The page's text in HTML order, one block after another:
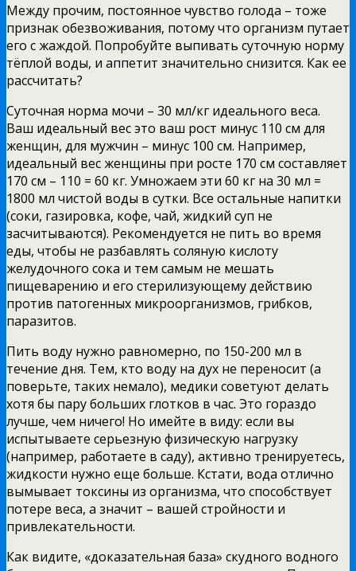
Между прочим, постоянное чувство голода – тоже
признак обезвоживания, потому что организм путает
его с жаждой. Попробуйте выпивать суточную норму
тёплой воды, и аппетит значительно снизится. Как ее
рассчитать?
Суточная норма мочи – 30 мл/кг идеального веса.
Ваш идеальный вес это ваш рост минус 110 см для
женщин, для мужчин – минус 100 см. Например,
идеальный вес женщины при росте 170 см составляет
170 см – 110 = 60 кг. Умножаем эти 60 кг на 30 мл =
1800 мл чистой воды в сутки. Все остальные напитки
(соки, газировка, кофе, чай, жидкий суп не
засчитываются). Рекомендуется не пить во время
еды, чтобы не разбавлять соляную кислоту
желудочного сока и тем самым не мешать
пищеварению и его стерилизующему действию
против патогенных микроорганизмов, грибков,
паразитов.
Пить воду нужно равномерно, по 150-200 мл в
течение дня. Тем, кто воду на дух не переносит (а
поверьте, таких немало), медики советуют делать
хотя бы пару больших глотков в час. Это гораздо
лучше, чем ничего! Но имейте в виду: если вы
испытываете серьезную физическую нагрузку
(например, работаете в саду), активно тренируетесь,
жидкости нужно еще больше. Кстати, вода отлично
вымывает токсины из организма, что способствует
потере веса, а значит – вашей стройности и
привлекательности.
Как видите, «доказательная база» скудного водного